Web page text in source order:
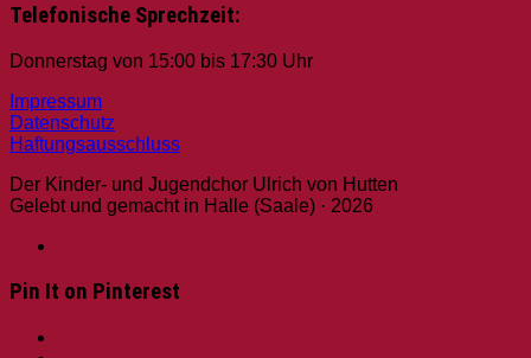
Telefonische Sprechzeit:
Donnerstag von 15:00 bis 17:30 Uhr
Impressum
Datenschutz
Haftungsausschluss
Der Kinder- und Jugendchor Ulrich von Hutten
Gelebt und gemacht in Halle (Saale) · 2026
Social
Media
Pin It on Pinterest